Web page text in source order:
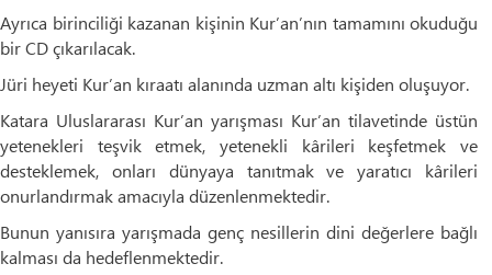
Ayrıca birinciliği kazanan kişinin Kur’an’nın tamamını okuduğu
bir CD çıkarılacak.
Jüri heyeti Kur’an kıraatı alanında uzman altı kişiden oluşuyor.
Katara Uluslararası Kur’an yarışması Kur’an tilavetinde üstün
yetenekleri teşvik etmek, yetenekli kârileri keşfetmek ve
desteklemek, onları dünyaya tanıtmak ve yaratıcı kârileri
onurlandırmak amacıyla düzenlenmektedir.
Bunun yanısıra yarışmada genç nesillerin dini değerlere bağlı
kalması da hedeflenmektedir.